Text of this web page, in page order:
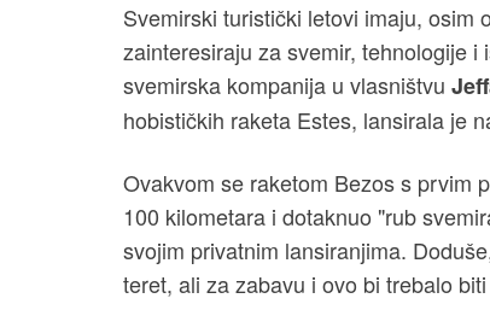
Svemirski turistički letovi imaju, osim
zainteresiraju za svemir, tehnologije
svemirska kompanija u vlasništvu
hobističkih raketa Estes, lansirala je
Ovakvom se raketom Bezos s prvim
100 kilometara i dotaknuo "rub
svojim privatnim lansiranjima.
teret, ali za zabavu i ovo bi trebalo